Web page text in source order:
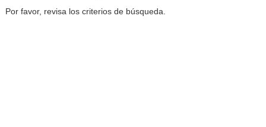
Por favor, revisa los criterios de búsqueda.